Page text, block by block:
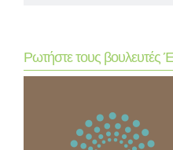
Ρωτήστε τους βουλευτές